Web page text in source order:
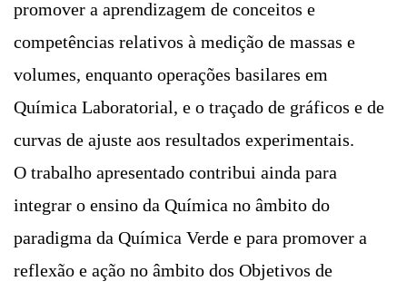
promover a aprendizagem de conceitos e
competências relativos à medição de massas e
volumes, enquanto operações basilares em
Química Laboratorial, e o traçado de gráficos e de
curvas de ajuste aos resultados experimentais.
O trabalho apresentado contribui ainda para
integrar o ensino da Química no âmbito do
paradigma da Química Verde e para promover a
reflexão e ação no âmbito dos Objetivos de